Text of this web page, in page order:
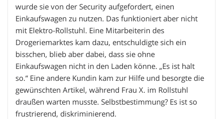
wurde sie von der Security aufgefordert, einen
Einkaufswagen zu nutzen. Das funktioniert aber nicht
mit Elektro-Rollstuhl. Eine Mitarbeiterin des
Drogeriemarktes kam dazu, entschuldigte sich ein
bisschen, blieb aber dabei, dass sie ohne
Einkaufswagen nicht in den Laden könne. „Es ist halt
so.“ Eine andere Kundin kam zur Hilfe und besorgte die
gewünschten Artikel, während Frau X. im Rollstuhl
draußen warten musste. Selbstbestimmung? Es ist so
frustrierend, diskriminierend.